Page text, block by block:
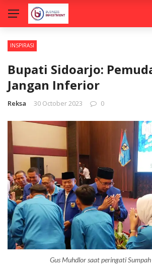
INSPIRASI
Bupati Sidoarjo:
Jangan Inferior
Reksa 30 October 2023 0
Gus Muhdlor saat peringati